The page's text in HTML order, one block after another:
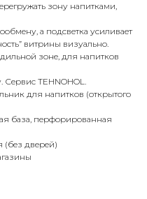
зону напитками,
а подсветка усиливает
витрины визуально.
зоне, для напитков
TEHNOHOL.
для напитков (открытого
база, перфорированная
(без дверей)